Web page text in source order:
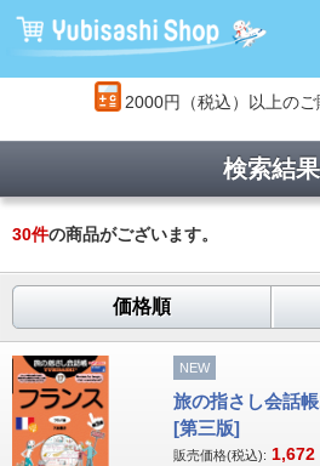
2000円（税込）以上のご
検索結果
30件の商品がございます。
価格順
NEW
旅の指さし会話
[第三版]
販売価格(税込): 1,672